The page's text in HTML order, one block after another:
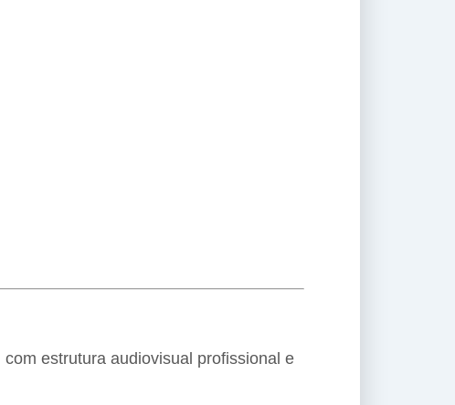
com estrutura audiovisual profissional e